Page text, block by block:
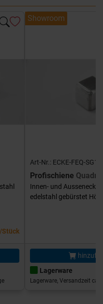
/Stück
Showroom
Art-Nr.: ECKE-FEQ-
Profischiene
Innen- und Aussenecke
edelstahl gebürstet
Lagerware
Lagerware, Versandzeit ca.